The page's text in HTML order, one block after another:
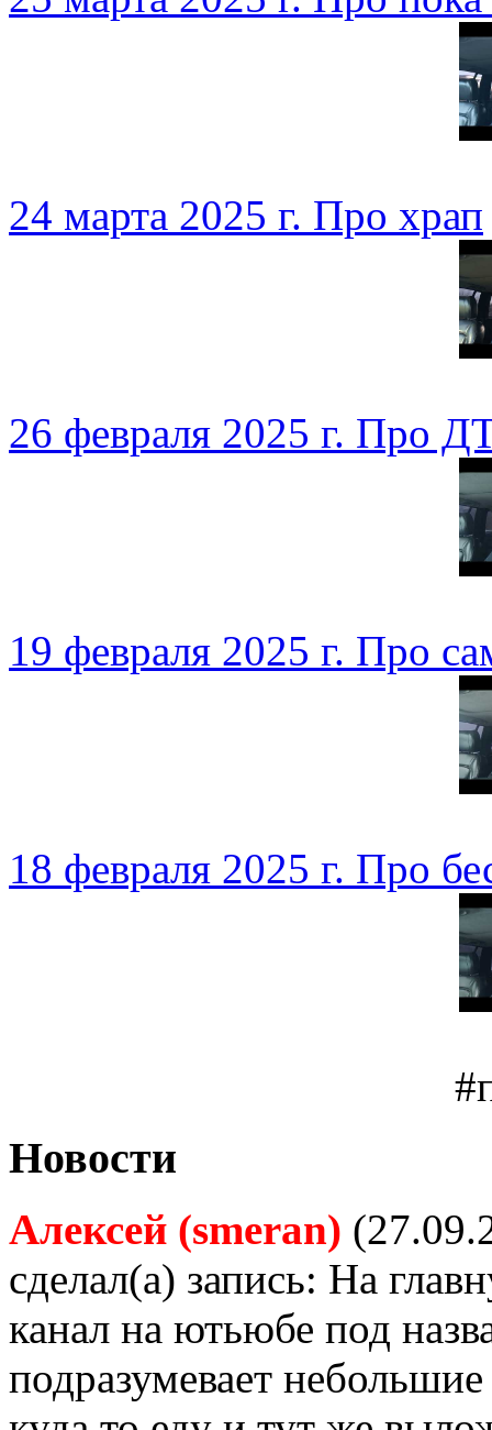
24 марта 2025 г. Про храп
26 февраля 2025 г. Про
19 февраля 2025 г. Про
18 февраля 2025 г. Про
Новости
Алексей (smeran)
сделал(а) запись: На
канал на ютьюбе под
подразумевает